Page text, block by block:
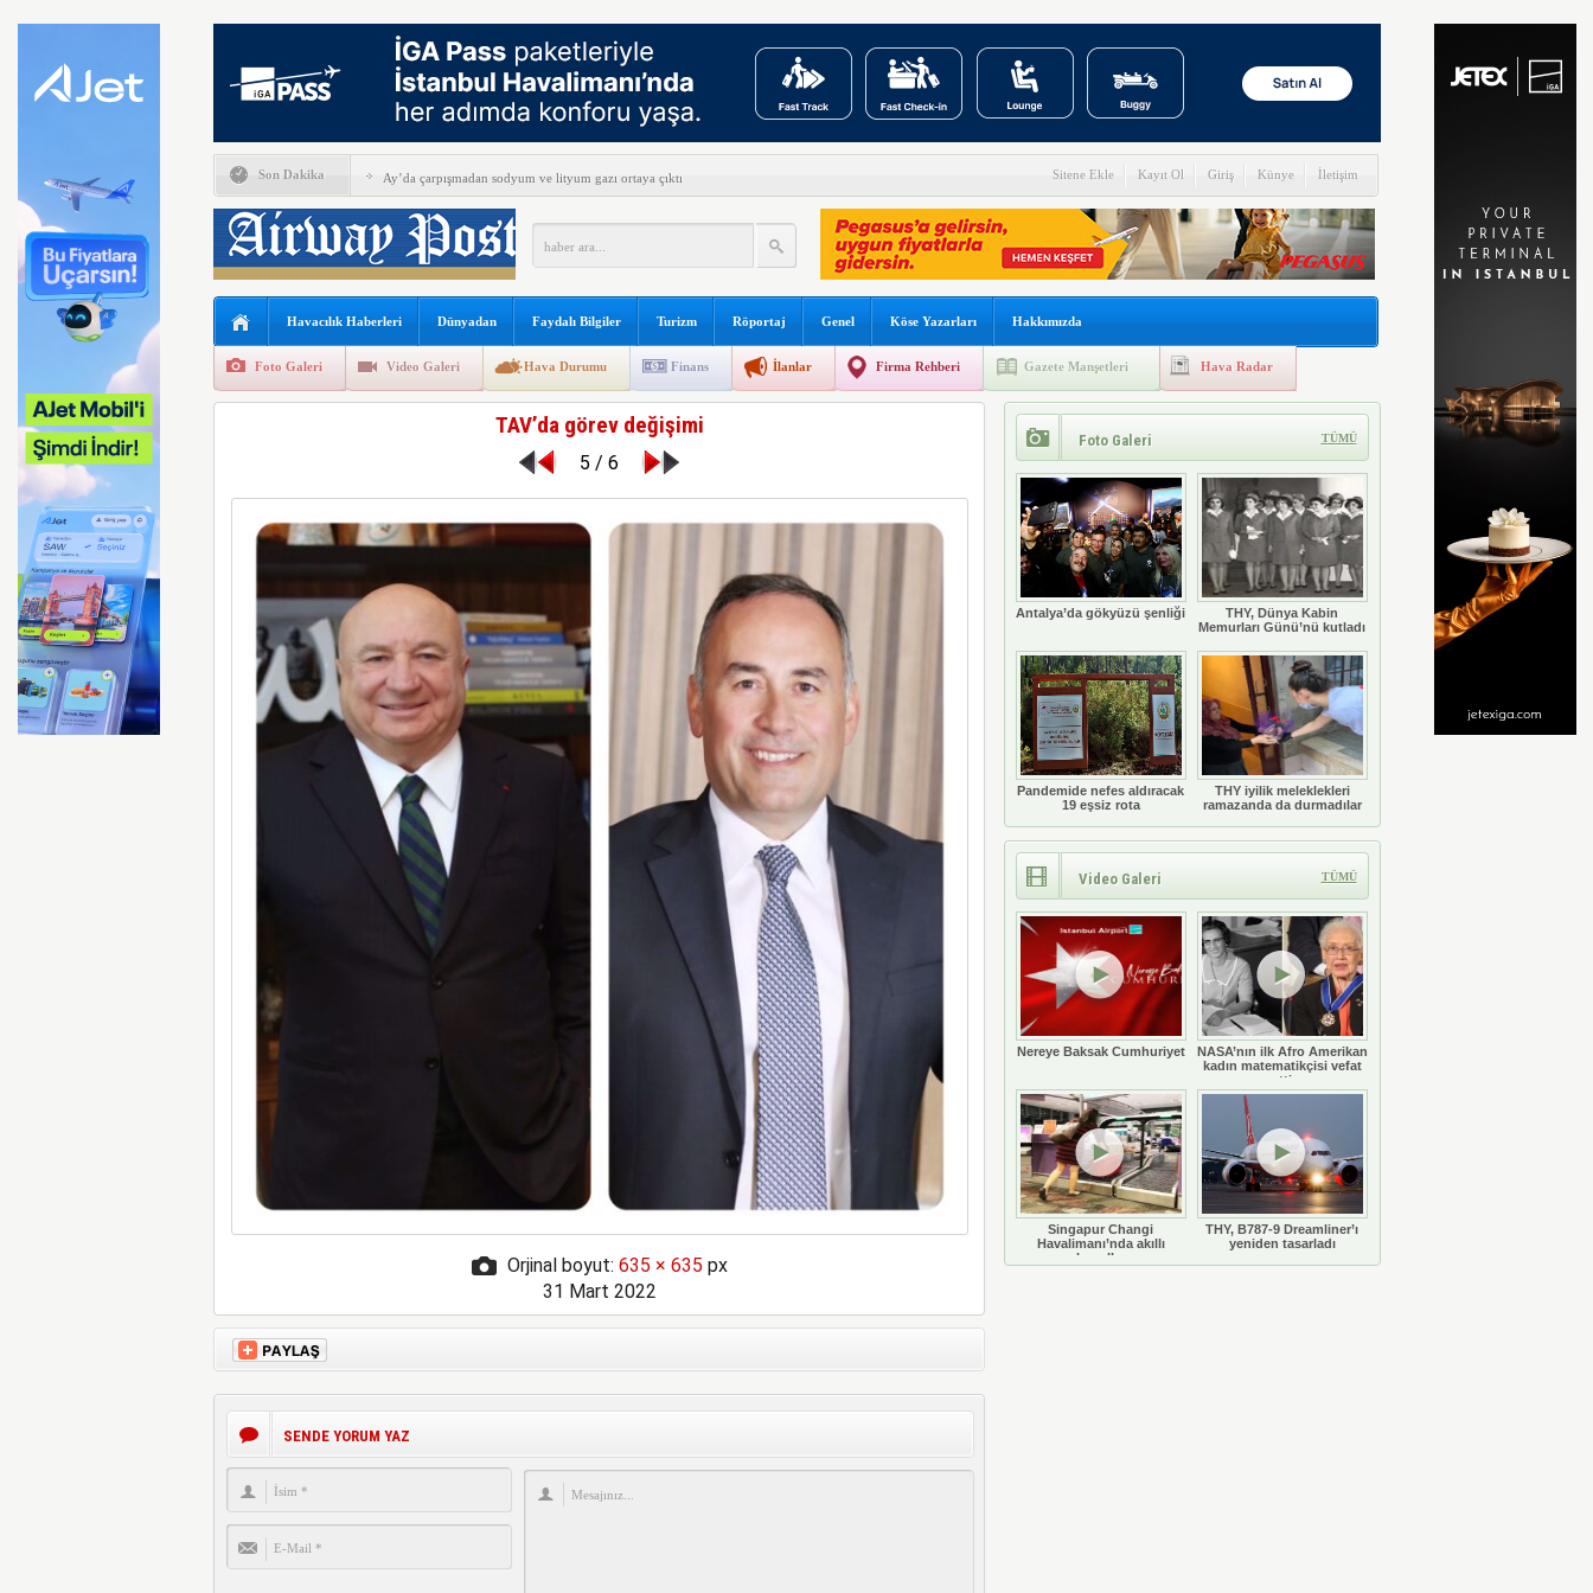
Son Dakika Ay’da çarpışmadan sodyum ve lityum gazı ortaya çıktı
Alkollü iki pilotun görevine son verildi
İGA, iç hat yolcularını Cafe Yanımda’da “Anlamlı Ürünleri” görmeye davet etti
Perseverance uzay aracından yeni keşif
Bell Textron ABD’nin 49 adet H-1 helikopterini modernize edecek
İberia Havayolu 12 Ağustos’ta özel uçuş yapacak
SpaceX ilk çeyrek verlerini açıkladı
FAA Marine One helikopterine soruşturma başlattı
Sitene Ekle Kayıt Ol Giriş Künye İletişim
Havacılık Haberleri Dünyadan Faydalı Bilgiler Turizm Röportaj Genel Köse Yazarları Hakkımızda
Foto Galeri Video Galeri Hava Durumu Finans İlanlar Firma Rehberi Gazete Manşetleri Hava Radar
TAV’da görev değişimi
5 / 6
Orjinal boyut: 635 × 635 px
31 Mart 2022
SENDE YORUM YAZ
Foto Galeri TÜMÜ
Antalya’da gökyüzü şenliği
THY, Dünya Kabin
Memurları Günü’nü kutladı
Pandemide nefes aldıracak
19 eşsiz rota
THY iyilik meleklekleri
ramazanda da durmadılar
Video Galeri TÜMÜ
Nereye Baksak Cumhuriyet
NASA’nın ilk Afro Amerikan
kadın matematikçisi vefat
etti
Singapur Changi
Havalimanı’nda akıllı
bavullar
THY, B787-9 Dreamliner’ı
yeniden tasarladı